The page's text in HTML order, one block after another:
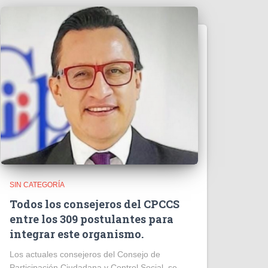
SIN CATEGORÍA
Todos los consejeros del CPCCS
entre los 309 postulantes para
integrar este organismo.
Los actuales consejeros del Consejo de